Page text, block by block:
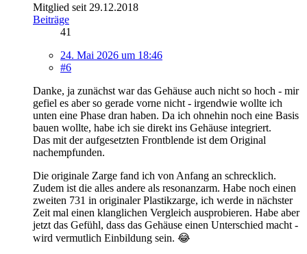
Mitglied seit 29.12.2018
Beiträge
41
24. Mai 2026 um 18:46
#6
Danke, ja zunächst war das Gehäuse auch nicht so hoch - mir
gefiel es aber so gerade vorne nicht - irgendwie wollte ich
unten eine Phase dran haben. Da ich ohnehin noch eine Basis
bauen wollte, habe ich sie direkt ins Gehäuse integriert.
Das mit der aufgesetzten Frontblende ist dem Original
nachempfunden.
Die originale Zarge fand ich von Anfang an schrecklich.
Zudem ist die alles andere als resonanzarm. Habe noch einen
zweiten 731 in originaler Plastikzarge, ich werde in nächster
Zeit mal einen klanglichen Vergleich ausprobieren. Habe aber
jetzt das Gefühl, dass das Gehäuse einen Unterschied macht -
wird vermutlich Einbildung sein. 😂